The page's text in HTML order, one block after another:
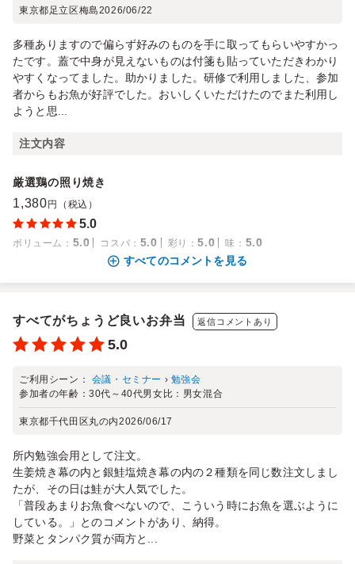
東京都足立区梅島2026/06/22
多種ありますので偏らず好みのものを手に取ってもらいやすかっ
たです。蓋で中身が見えないものは付箋も貼っていただきわかり
やすくなってました。助かりました。研修で利用しました、参加
者からもお魚が好評でした。おいしくいただけたのでまた利用し
ようと思...
注文内容
厳選鶏の照り焼き
1,380 円（税込）
5.0
ボリューム ： 5.0 コスパ ： 5.0 彩り ：5.0 味 ： 5.0
すべてのコメントを見る
すべてがちょうど良いお弁当 返信コメントあり
5.0
ご利用シーン： 会議・セミナー › 勉強会
参加者の年齢：30代～40代男女比： 男女混合
東京都千代田区丸の内2026/06/17
所内勉強会用として注文。
生姜焼き幕の内と銀鮭塩焼き幕の内の２種類を同じ数注文しまし
たが、その日は鮭が大人気でした。
「普段あまりお魚食べないので、こういう時にお魚を選ぶように
している。」とのコメントがあり、納得。
野菜とタンパク質が両方と...